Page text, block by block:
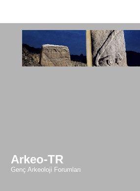
Arkeo-TR
Genç Arkeoloji Forumları